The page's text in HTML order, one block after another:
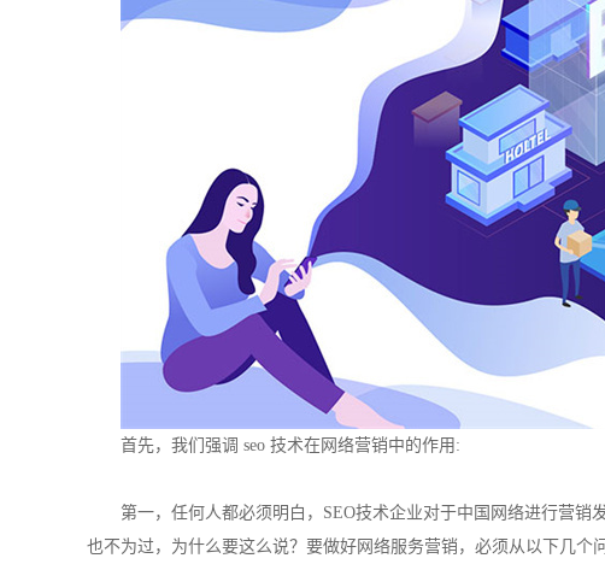
首先，我们强调 seo 技术在网络营销中的作用:
第一，任何人都必须明白，SEO技术企业对于中国网络进行营
也不为过，为什么要这么说？要做好网络服务营销，必须从以下几个